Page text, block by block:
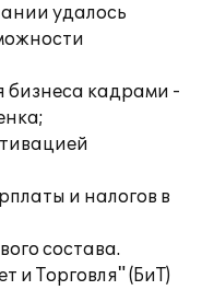
удалось
бизнеса кадрами -
и налогов в
состава.
и Торговля" (БиТ)